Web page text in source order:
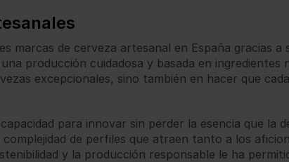
marcas de cerveza artesanal en España gracias a
producción cuidadosa y basada en
excepcionales, sino también en hacer que
para innovar sin perder la esencia que la
de perfiles que atraen tanto a los
y la producción responsable le ha